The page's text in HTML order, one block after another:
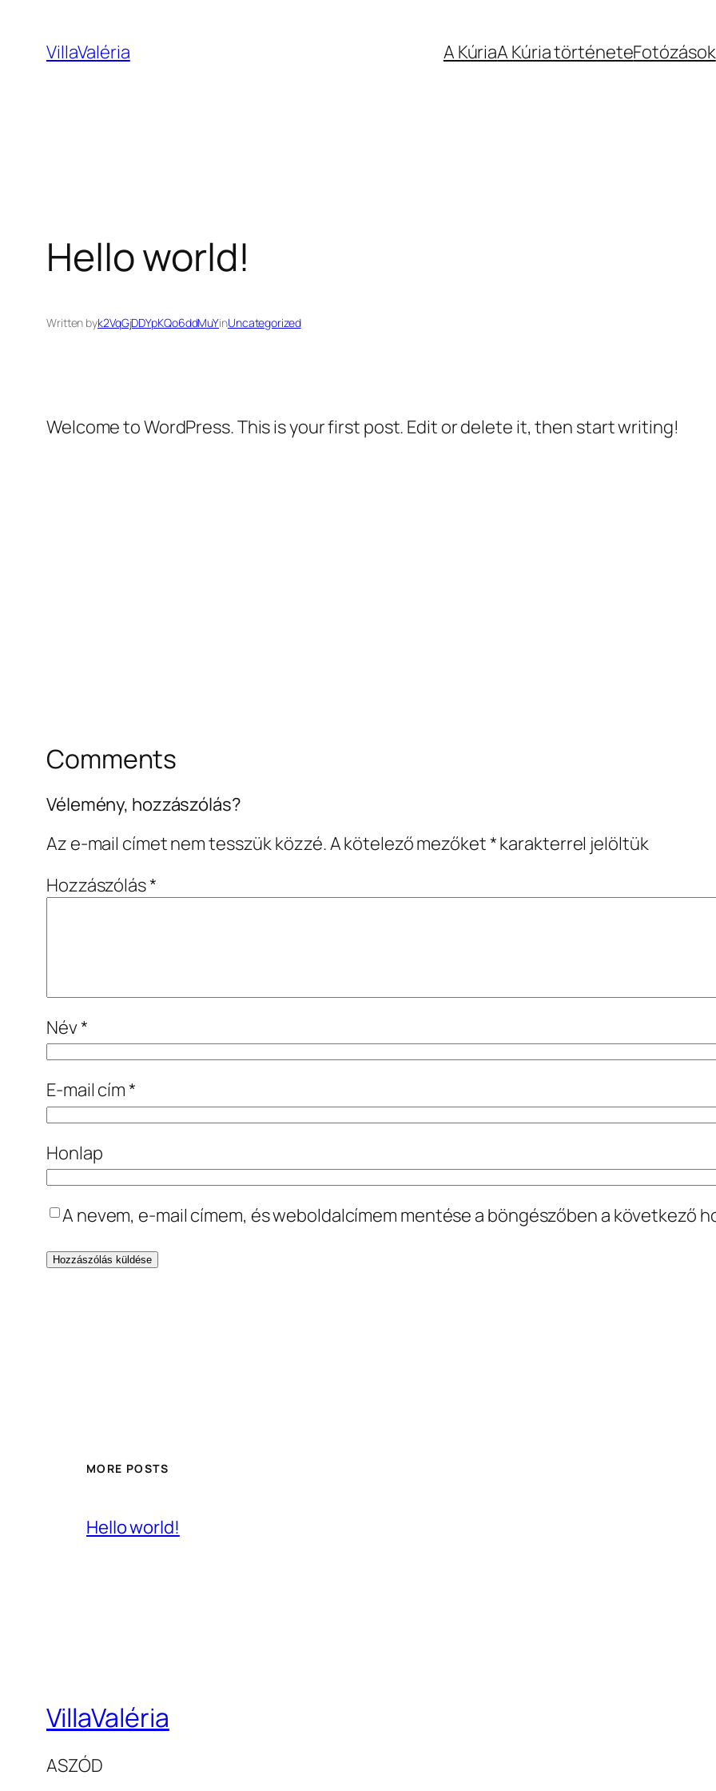
VillaValéria A KúriaA Kúria történeteFotózások
Hello world!
Written byk2VqGjDDYpKQo6ddMuYinUncategorized
Welcome to WordPress. This is your first post. Edit or delete it, then start writing!
Comments
Vélemény, hozzászólás?
Az e-mail címet nem tesszük közzé.A kötelező mezőket*karakterrel jelöltük
Hozzászólás*
Név*
E-mail cím*
Honlap
A nevem, e-mail címem, és weboldalcímem mentése a böngészőben a következő
MORE POSTS
Hello world!
VillaValéria
ASZÓD